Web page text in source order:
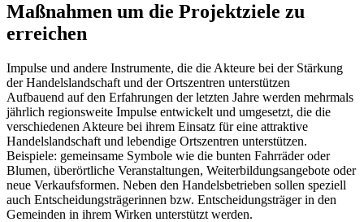
Maßnahmen um die Projektziele zu
erreichen
Impulse und andere Instrumente, die die Akteure bei der Stärkung
der Handelslandschaft und der Ortszentren unterstützen
Aufbauend auf den Erfahrungen der letzten Jahre werden mehrmals
jährlich regionsweite Impulse entwickelt und umgesetzt, die die
verschiedenen Akteure bei ihrem Einsatz für eine attraktive
Handelslandschaft und lebendige Ortszentren unterstützen.
Beispiele: gemeinsame Symbole wie die bunten Fahrräder oder
Blumen, überörtliche Veranstaltungen, Weiterbildungsangebote oder
neue Verkaufsformen. Neben den Handelsbetrieben sollen speziell
auch Entscheidungsträgerinnen bzw. Entscheidungsträger in den
Gemeinden in ihrem Wirken unterstützt werden.